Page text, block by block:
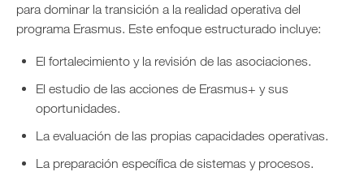
para dominar la transición a la realidad operativa del
programa Erasmus. Este enfoque estructurado incluye:
El fortalecimiento y la revisión de las asociaciones.
El estudio de las acciones de Erasmus+ y sus
oportunidades.
La evaluación de las propias capacidades operativas.
La preparación específica de sistemas y procesos.